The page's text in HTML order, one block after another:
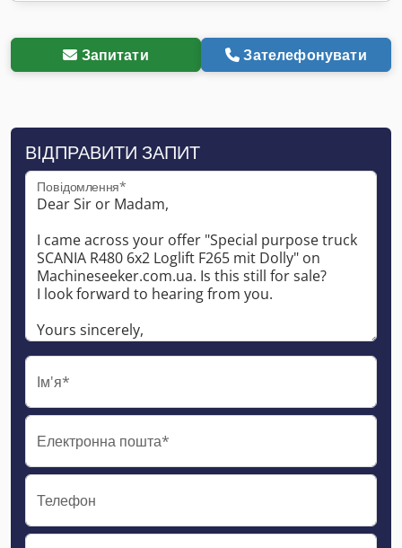
Запитати Зателефонувати
ВІДПРАВИТИ ЗАПИТ
Повідомлення*
Ім'я*
Електронна пошта*
Телефон